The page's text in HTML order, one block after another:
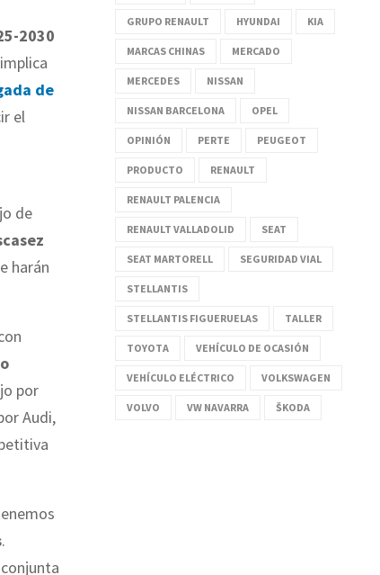
2030
de
el
de
harán
por
Audi,
.
GRUPO RENAULT HYUNDAI KIA
MARCAS CHINAS MERCADO
MERCEDES NISSAN
NISSAN BARCELONA OPEL
OPINIÓN PERTE PEUGEOT
PRODUCTO RENAULT
RENAULT PALENCIA
RENAULT VALLADOLID SEAT
SEAT MARTORELL SEGURIDAD VIAL
STELLANTIS
STELLANTIS FIGUERUELAS TALLER
TOYOTA VEHÍCULO DE OCASIÓN
VEHÍCULO ELÉCTRICO VOLKSWAGEN
VOLVO VW NAVARRA ŠKODA